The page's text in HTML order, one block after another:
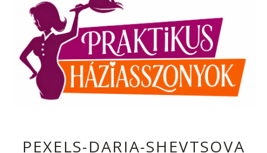
PEXELS-DARIA-SHEVTSOVA